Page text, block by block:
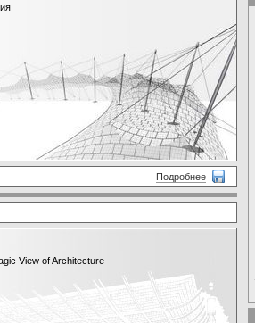
Подробнее
View of Architecture